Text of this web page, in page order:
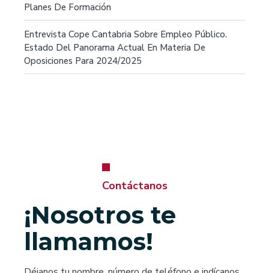
Planes De Formación
Entrevista Cope Cantabria Sobre Empleo Público.
Estado Del Panorama Actual En Materia De
Oposiciones Para 2024/2025
Contáctanos
¡Nosotros te
llamamos!